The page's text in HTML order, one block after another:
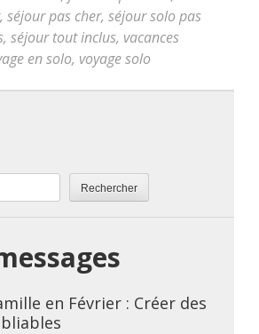
, séjour pas cher, séjour solo pas
, séjour tout inclus, vacances
en solo, voyage solo
Rechercher
en Février : Créer des